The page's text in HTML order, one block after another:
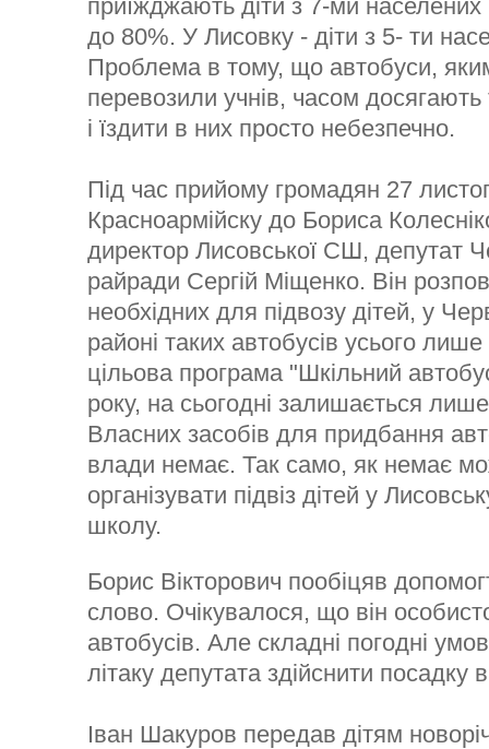
приїжджають діти з 7-ми населених
до 80%. У Лисовку - діти з 5- ти
Проблема в тому, що автобуси,
перевозили учнів, часом досягають
і їздити в них просто небезпечно.
Під час прийому громадян 27
Красноармійску до Бориса
директор Лисовської СШ, депутат
райради Сергій Міщенко. Він
необхідних для підвозу дітей, у
районі таких автобусів усього
цільова програма "Шкільний
року, на сьогодні залишається
Власних засобів для придбання
влади немає. Так само, як немає
організувати підвіз дітей у
школу.
Борис Вікторович пообіцяв
слово. Очікувалося, що він
автобусів. Але складні погодні
літаку депутата здійснити посадку
Іван Шакуров передав дітям